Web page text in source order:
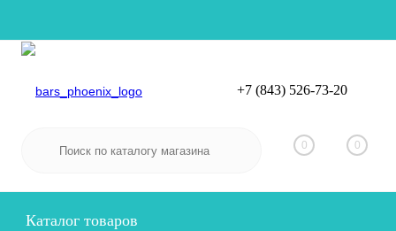
Вход
+7 (843) 526-73-20
0 0
Каталог товаров